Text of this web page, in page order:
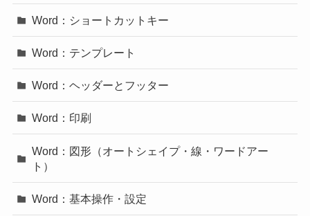
Word：ショートカットキー
Word：テンプレート
Word：ヘッダーとフッター
Word：印刷
Word：図形（オートシェイプ・線・ワードアー
ト）
Word：基本操作・設定